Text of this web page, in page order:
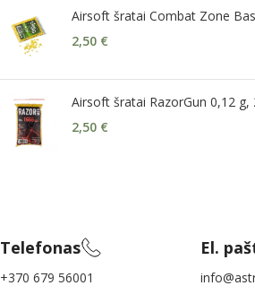
Airsoft šratai Combat Zone
2,50 €
Airsoft šratai RazorGun 0,12 g,
2,50 €
Telefonas
+370 679 56001
El.